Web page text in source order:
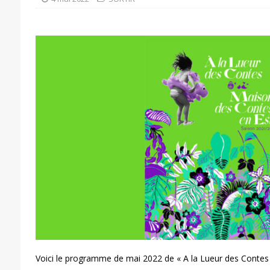
Voici le programme de mai 2022 de « A la Lueur des Contes